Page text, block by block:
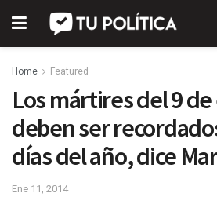
Home Featured
Los mártires del 9
deben ser
días del año, dice
Ene 11, 2014